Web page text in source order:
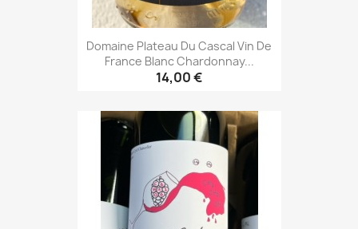
Domaine Plateau Du Cascal Vin De
France Blanc Chardonnay...
14,00 €